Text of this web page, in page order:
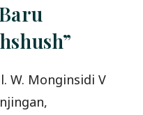
W. Monginsidi V